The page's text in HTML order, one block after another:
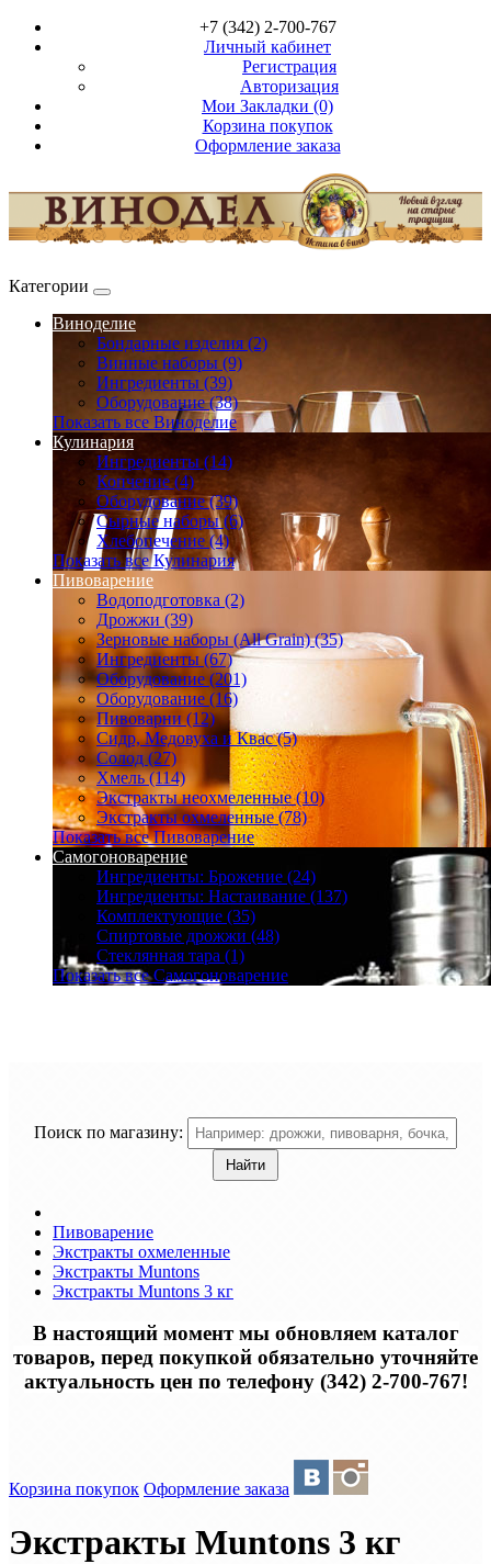
+7 (342) 2-700-767
Личный кабинет
Регистрация
Авторизация
Мои Закладки (0)
Корзина покупок
Оформление заказа
Категории
Виноделие
Бондарные изделия (2)
Винные наборы (9)
Ингредиенты (39)
Оборудование (38)
Показать все Виноделие
Кулинария
Ингредиенты (14)
Копчение (4)
Оборудование (39)
Сырные наборы (6)
Хлебопечение (4)
Показать все Кулинария
Пивоварение
Водоподготовка (2)
Дрожжи (39)
Зерновые наборы (All Grain) (35)
Ингредиенты (67)
Оборудование (201)
Оборудование (16)
Пивоварни (12)
Сидр, Медовуха и Квас (5)
Солод (27)
Хмель (114)
Экстракты неохмеленные (10)
Экстракты охмеленные (78)
Показать все Пивоварение
Самогоноварение
Ингредиенты: Брожение (24)
Ингредиенты: Настаивание (137)
Комплектующие (35)
Спиртовые дрожжи (48)
Стеклянная тара (1)
Показать все Самогоноварение
Поиск по магазину:
Пивоварение
Экстракты охмеленные
Экстракты Muntons
Экстракты Muntons 3 кг
В настоящий момент мы обновляем каталог
товаров, перед покупкой обязательно уточняйте
актуальность цен по телефону (342) 2-700-767!
Корзина покупок Оформление заказа
Экстракты Muntons 3 кг